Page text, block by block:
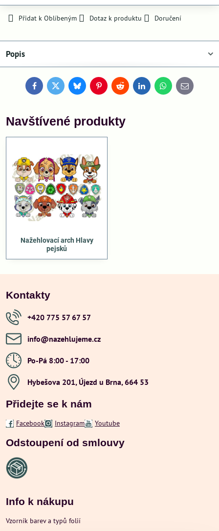
Přidat k Oblíbeným Dotaz k produktu Doručení
Popis
FacebookTwitterBlueskyPinterestReddit LinkedInWhatsApp
E-
mail
Navštívené produkty
Nažehlovací arch Hlavy
pejsků
Kontakty
+420 775 57 67 57
info​@nazehlujeme​.cz
Po-Pá 8:00 - 17:00
Hybešova 201, Újezd u Brna, 664 53
Přidejte se k nám
Facebook Instagram Youtube
Odstoupení od smlouvy
Info k nákupu
Vzorník barev a typů folií